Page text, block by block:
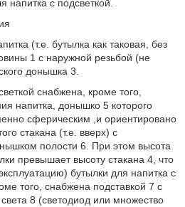
напитка с подсветкой.
(т.е. бутылка как таковая, без
1 с наружной резьбой (не
донышка 3.
снабжена, кроме того,
напитка, донышко 5 которого
сферическим ,и ориентировано
стакана (т.е. вверх) с
полости 6. При этом высота
превышает высоту стакана 4, что
бутылки для напитка с
того, снабжена подставкой 7 с
8 (светодиод или множество